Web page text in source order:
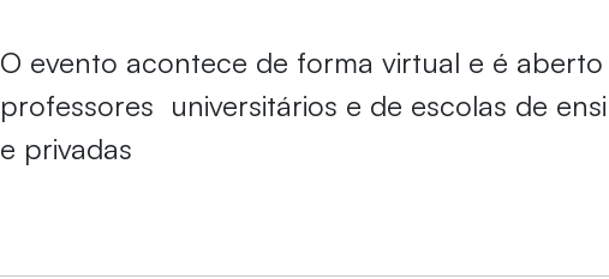
O evento acontece de forma virtual e é aberto
professores universitários e de escolas de
e privadas